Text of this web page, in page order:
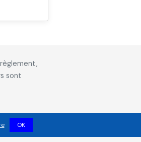
sont
OK